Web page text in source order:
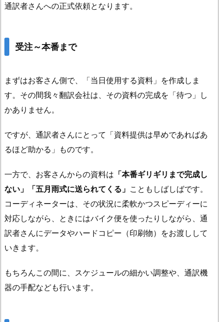
通訳者さんへの正式依頼となります。
受注～本番まで
まずはお客さん側で、「当日使用する資料」を作成しま
す。その間我々翻訳会社は、その資料の完成を「待つ」し
かありません。
ですが、通訳者さんにとって「資料提供は早めであればあ
るほど助かる」ものです。
一方で、お客さんからの資料は 「本番ギリギリまで完成し
ない」「五月雨式に送られてくる」 こともしばしばです。
コーディネーターは、その状況に柔軟かつスピーディーに
対応しながら、ときにはバイク便を使ったりしながら、通
訳者さんにデータやハードコピー（印刷物）をお渡しして
いきます。
もちろんこの間に、スケジュールの細かい調整や、通訳機
器の手配なども行います。